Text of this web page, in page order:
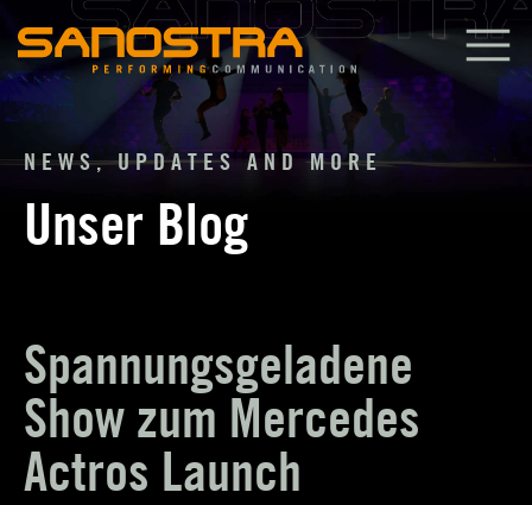
Inhalt
springen
NEWS, UPDATES AND MORE
Unser Blog
Spannungsgeladene
Show zum Mercedes
Actros Launch